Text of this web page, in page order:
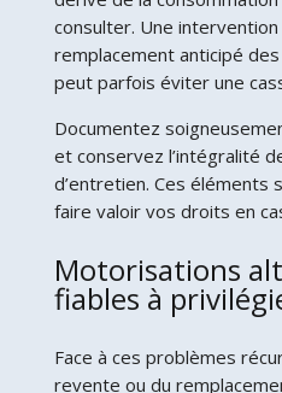
consulter. Une
remplacement anticipé
peut parfois éviter une
Documentez
et conservez l’intégralité
d’entretien. Ces éléments
faire valoir vos droits en
Motorisations
fiables à
Face à ces problèmes
revente ou du